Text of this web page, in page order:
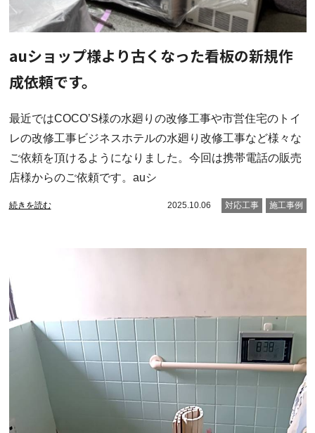
auショップ様より古くなった看板の新規作
成依頼です。
最近ではCOCO’S様の水廻りの改修工事や市営住宅のトイ
レの改修工事ビジネスホテルの水廻り改修工事など様々な
ご依頼を頂けるようになりました。今回は携帯電話の販売
店様からのご依頼です。auシ
続きを読む 2025.10.06 対応工事 施工事例